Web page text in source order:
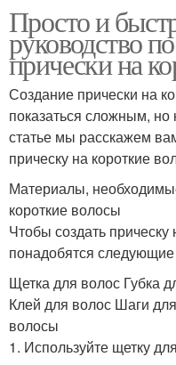
Просто и
руководство
прически на
Создание прически на
показаться сложным, но
статье мы расскажем
прическу на короткие
Материалы,
короткие волосы
Чтобы создать
понадобятся
Щетка для волос Губка
Клей для волос Шаги
волосы
1. Используйте щетку